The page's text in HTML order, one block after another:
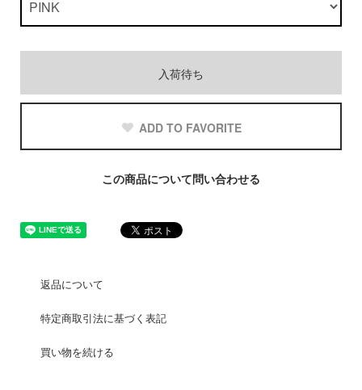
入荷待ち
ADD TO FAVORITE
この商品について問い合わせる
返品について
特定商取引法に基づく表記
買い物を続ける